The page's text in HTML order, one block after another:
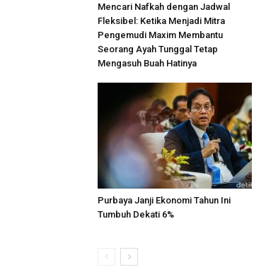
Mencari Nafkah dengan Jadwal
Fleksibel: Ketika Menjadi Mitra
Pengemudi Maxim Membantu
Seorang Ayah Tunggal Tetap
Mengasuh Buah Hatinya
Purbaya Janji Ekonomi Tahun Ini
Tumbuh Dekati 6%